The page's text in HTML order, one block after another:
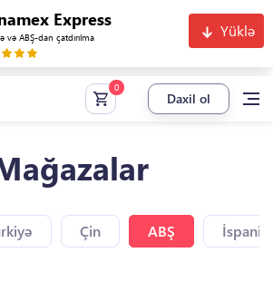
Express
və ABŞ-dan çatdırılma Yüklə
Daxil ol
Çin ABŞ